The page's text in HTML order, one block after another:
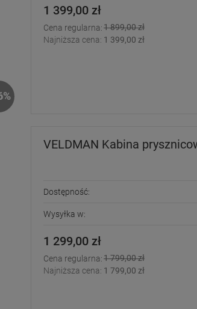
%
1 399,00 zł
Cena regularna:1 899,00 zł
Najniższa cena: 1 399,00 zł
VELDMAN Kabina
Dostępność:
Wysyłka w:
1 299,00 zł
Cena regularna:1 799,00 zł
Najniższa cena: 1 799,00 zł